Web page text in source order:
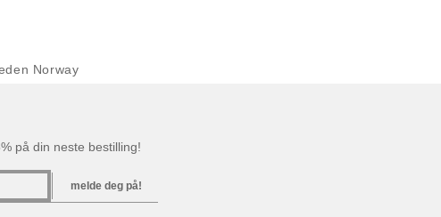
Norway
på din neste bestilling!
melde deg på!